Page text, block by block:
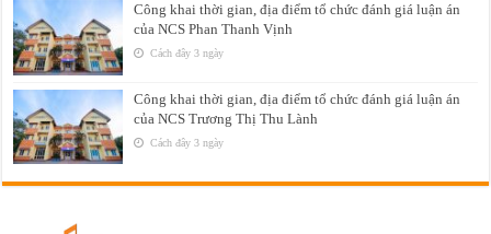
Công khai thời gian, địa điểm tổ chức đánh giá luận án
của NCS Phan Thanh Vịnh
Cách đây 3 ngày
Công khai thời gian, địa điểm tổ chức đánh giá luận án
của NCS Trương Thị Thu Lành
Cách đây 3 ngày